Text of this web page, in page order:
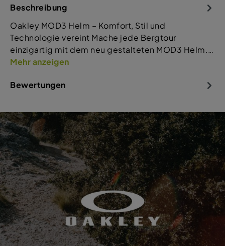
Beschreibung
Oakley MOD3 Helm – Komfort, Stil und
Technologie vereint Mache jede Bergtour
einzigartig mit dem neu gestalteten MOD3 Helm.…
Mehr anzeigen
Bewertungen